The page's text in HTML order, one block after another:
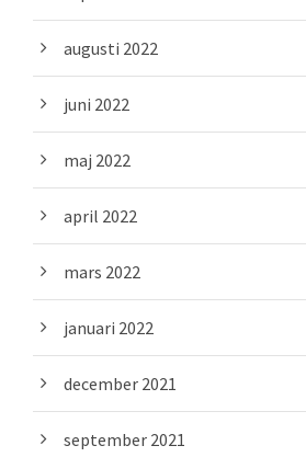
augusti 2022
juni 2022
maj 2022
april 2022
mars 2022
januari 2022
december 2021
september 2021